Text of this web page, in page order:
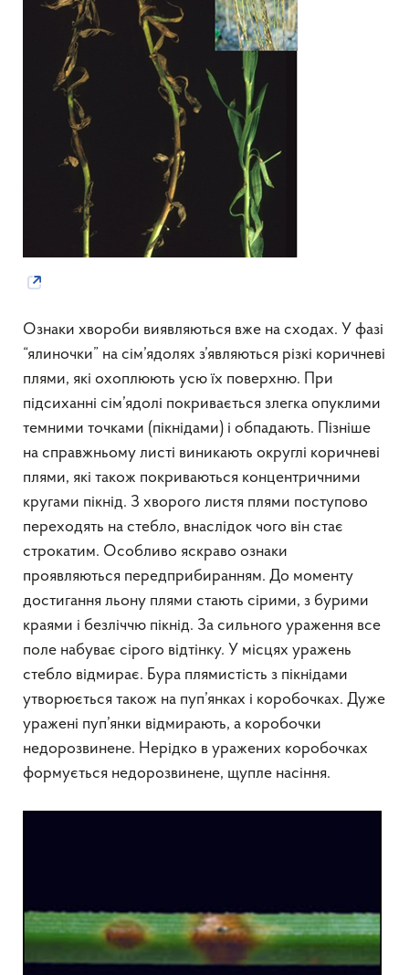
Ознаки хвороби виявляються вже на сходах. У фазі
“ялиночки” на сім’ядолях з’являються різкі коричневі
плями, які охоплюють усю їх поверхню. При
підсиханні сім’ядолі покривається злегка опуклими
темними точками (пікнідами) і обпадають. Пізніше
на справжньому листі виникають округлі коричневі
плями, які також покриваються концентричними
кругами пікнід. З хворого листя плями поступово
переходять на стебло, внаслідок чого він стає
строкатим. Особливо яскраво ознаки
проявляються передприбиранням. До моменту
достигання льону плями стають сірими, з бурими
краями і безліччю пікнід. За сильного ураження все
поле набуває сірого відтінку. У місцях уражень
стебло відмирає. Бура плямистість з пікнідами
утворюється також на пуп’янках і коробочках. Дуже
уражені пуп’янки відмирають, а коробочки
недорозвинене. Нерідко в уражених коробочках
формується недорозвинене, щупле насіння.